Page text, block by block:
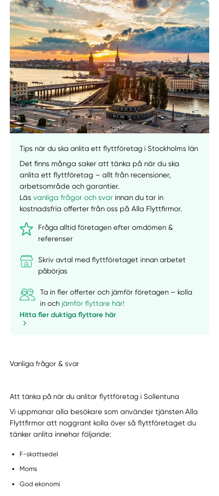
Manuellt Få hjälp
Välj tillvägagångssätt
Tips när du ska anlita ett flyttföretag i Stockholms län
Det finns många saker att tänka på när du ska
anlita ett flyttföretag – allt från recensioner,
arbetsområde och garantier.
Läsvanliga frågor och svar innan du tar in
kostnadsfria offerter från oss på Alla Flyttfirmor.
Fråga alltid företagen efter omdömen &
referenser
Skriv avtal med flyttföretaget innan arbetet
påbörjas
Ta in fler offerter och jämför företagen – kolla
in och jämför flyttare här!
Hitta fler duktiga flyttare här
Vanliga frågor & svar
Att tänka på när du anlitar flyttföretag i Sollentuna
Vi uppmanar alla besökare som använder tjänsten Alla
Flyttfirmor att noggrant kolla över så flyttföretaget du
tänker anlita innehar följande:
F-skattsedel
Moms
God ekonomi